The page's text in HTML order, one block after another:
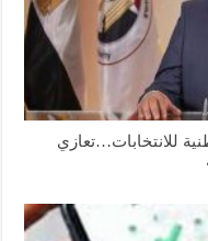
للانتخابات…تعازي